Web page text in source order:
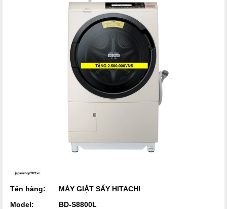
Tên hàng:
MÁY GIẶT SẤY HITACHI
Model:
BD-S8800L